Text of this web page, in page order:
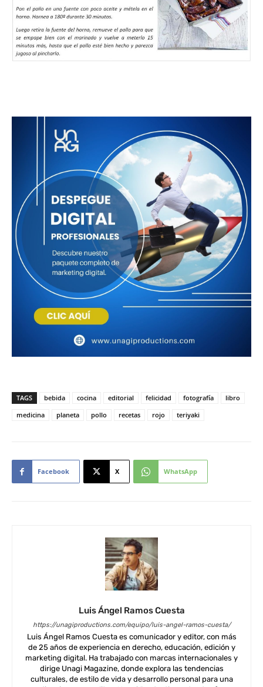
TAGS bebida cocina editorial felicidad fotografía
libro
medicina
planeta pollo recetas rojo teriyaki
Facebook X WhatsApp
Luis Ángel Ramos Cuesta
https://unagiproductions.com/equipo/luis-angel-ramos-cuesta/
Luis Ángel Ramos Cuesta es comunicador y editor, con más
de 25 años de experiencia en derecho, educación, edición y
marketing digital. Ha trabajado con marcas internacionales y
dirige Unagi Magazine, donde explora las tendencias
culturales, de estilo de vida y desarrollo personal para una